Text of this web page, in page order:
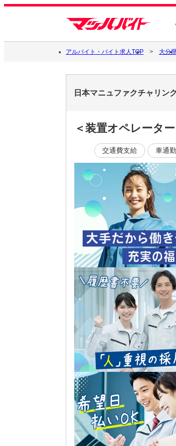
アルバイト・バイト求人TOP 大分
日本マニュファクチャリン
＜装置オペレータ
交通費支給 車通